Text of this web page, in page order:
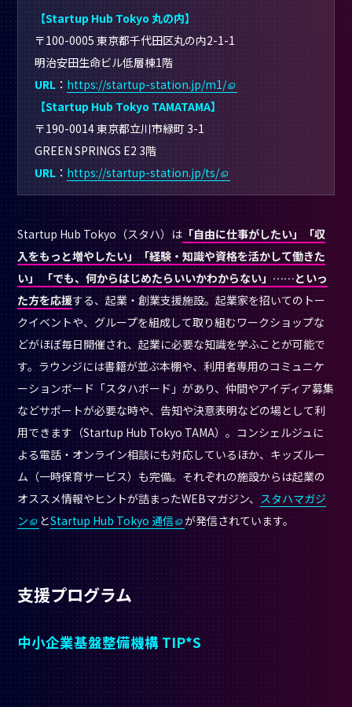
【Startup Hub Tokyo 丸の内】
〒100-0005 東京都千代田区丸の内2-1-1
明治安田生命ビル低層棟1階
URL ： https://startup-station.jp/m1/
【Startup Hub Tokyo TAMATAMA】
〒190-0014 東京都立川市緑町 3-1
GREEN SPRINGS E2 3階
URL ： https://startup-station.jp/ts/
Startup Hub Tokyo（スタハ）は 「自由に仕事がしたい」「収
入をもっと増やしたい」「経験・知識や資格を活かして働きた
い」 「でも、何からはじめたらいいかわからない」……といっ
た方を応援する、起業・創業支援施設。起業家を招いてのトー
クイベントや、グループを組成して取り組むワークショップな
どがほぼ毎日開催され、起業に必要な知識を学ふことが可能で
す。ラウンジには書籍が並ぶ本棚や、利用者専用のコミュニケ
ーションボード「スタハボード」があり、仲間やアイディア募集
などサポートが必要な時や、告知や決意表明などの場として利
用できます（Startup Hub Tokyo TAMA）。コンシェルジュに
よる電話・オンライン相談にも対応しているほか、キッズルー
ム（一時保育サービス）も完備。それぞれの施設からは起業の
オススメ情報やヒントが詰まったWEBマガジン、 スタハマガジ
ン
とStartup Hub Tokyo 通信 が発信されています。
支援プログラム
中小企業基盤整備機構 TIP*S